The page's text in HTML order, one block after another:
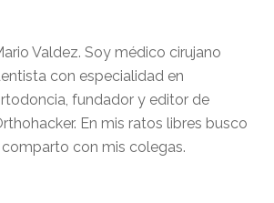
Valdez. Soy médico cirujano
con especialidad en
fundador y editor de
En mis ratos libres busco
con mis colegas.